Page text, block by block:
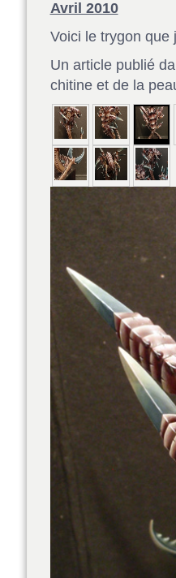
Avril 2010
Voici le trygon que
Un article publié
chitine et de la